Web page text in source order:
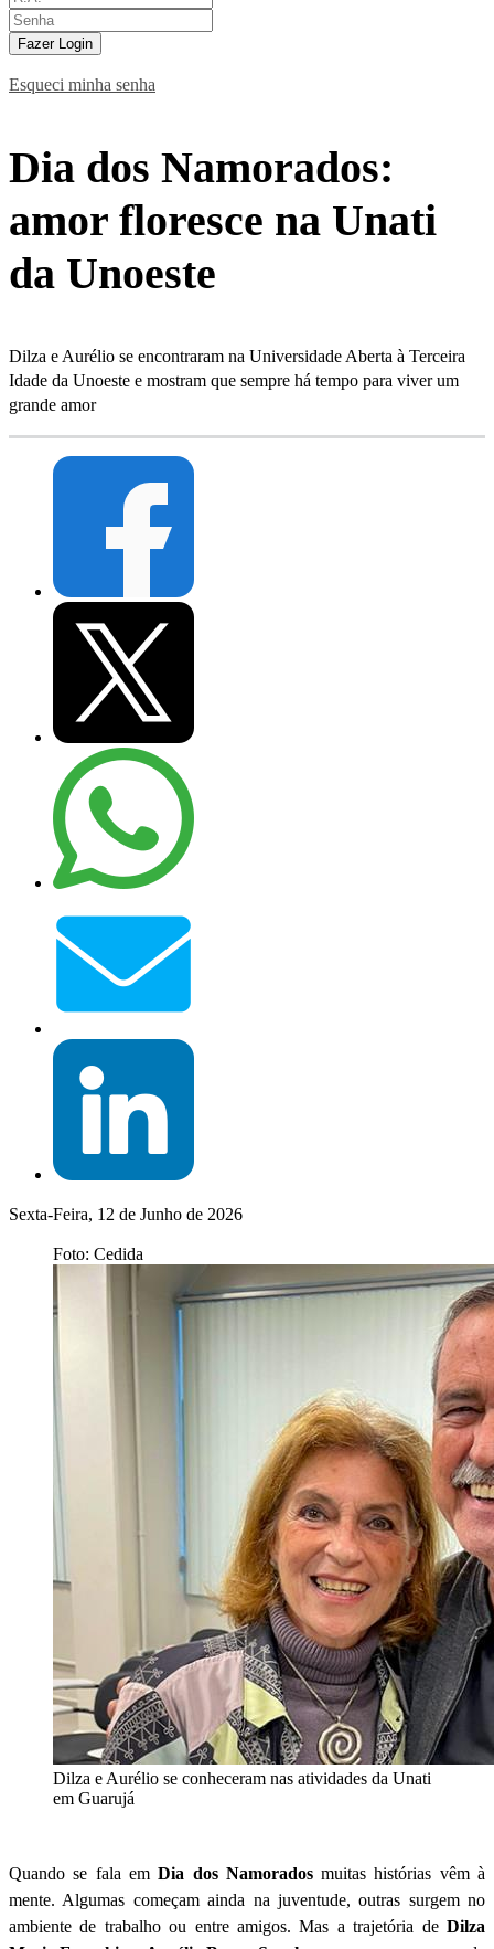
Fazer Login
Esqueci minha senha
Dia dos Namorados:
amor floresce na Unati
da Unoeste
Dilza e Aurélio se encontraram na Universidade Aberta à Terceira
Idade da Unoeste e mostram que sempre há tempo para viver um
grande amor
Sexta-Feira, 12 de Junho de 2026
Foto: Cedida
Dilza e Aurélio se conheceram nas atividades da Unati
em Guarujá
Quando se fala emDia dos Namoradosmuitas histórias vêm à
mente. Algumas começam ainda na juventude, outras surgem no
ambiente de trabalho ou entre amigos. Mas a trajetória de Dilza